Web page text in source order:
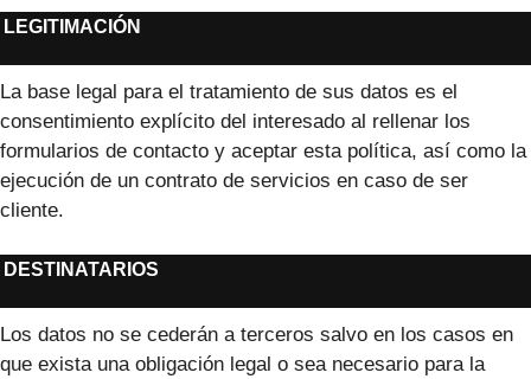
LEGITIMACIÓN
La base legal para el tratamiento de sus datos es el
consentimiento explícito del interesado al rellenar los
formularios de contacto y aceptar esta política, así como la
ejecución de un contrato de servicios en caso de ser
cliente.
DESTINATARIOS
Los datos no se cederán a terceros salvo en los casos en
que exista una obligación legal o sea necesario para la